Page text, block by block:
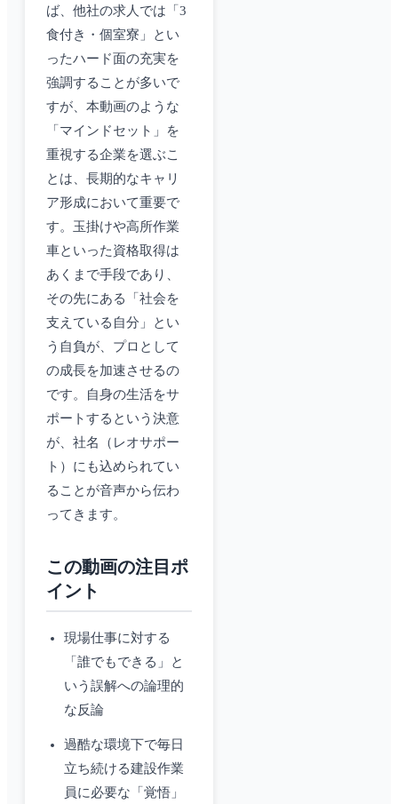
ば、他社の求人では「3
食付き・個室寮」とい
ったハード面の充実を
強調することが多いで
すが、本動画のような
「マインドセット」を
重視する企業を選ぶこ
とは、長期的なキャリ
ア形成において重要で
す。玉掛けや高所作業
車といった資格取得は
あくまで手段であり、
その先にある「社会を
支えている自分」とい
う自負が、プロとして
の成長を加速させるの
です。自身の生活をサ
ポートするという決意
が、社名（レオサポー
ト）にも込められてい
ることが音声から伝わ
ってきます。
この動画の注目ポ
イント
現場仕事に対する
「誰でもできる」と
いう誤解への論理的
な反論
過酷な環境下で毎日
立ち続ける建設作業
員に必要な「覚悟」